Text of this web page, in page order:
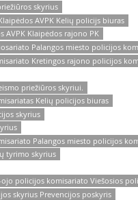
skyrius
AVPK Kelių policijs biuras
AVPK Klaipėdos rajono PK
Palangos miesto policijos
Kretingos rajono policijos
priežiūros skyriui.
Kelių policijos biuras
skyrius
Palangos miesto policijos
tyrimo skyrius
policijos komisariato Viešosios
skyrius Prevencijos poskyris